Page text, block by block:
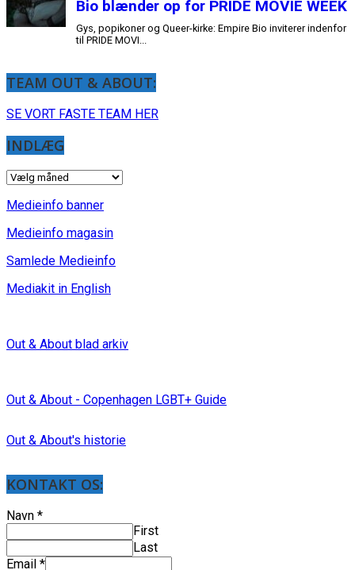
TEAM OUT & ABOUT:
SE VORT FASTE TEAM HER
INDLÆG
INDLÆG
Medieinfo banner
Medieinfo magasin
Samlede Medieinfo
Mediakit in English
Out & About blad arkiv
Out & About - Copenhagen LGBT+ Guide
Out & About's historie
KONTAKT OS:
Navn *
First
Last
Email *